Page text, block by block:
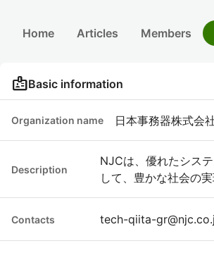
Home Articles Members
badgeBasic information
Organization name 日本事務器株式会
Description
NJCは、優れたシス
して、豊かな社会の実
Contacts tech-qiita-